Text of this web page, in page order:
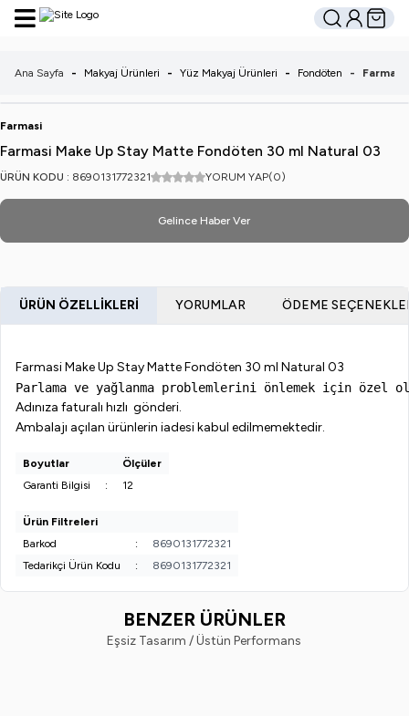
Hesabım
Sepetim
Ana Sayfa - Makyaj Ürünleri - Yüz Makyaj Ürünleri - Fondöten -
Farmasi
Farmasi Make Up Stay Matte Fondöten 30 ml Natural 03
ÜRÜN KODU : 8690131772321 YORUM YAP(0)
Gelince Haber Ver
ÜRÜN ÖZELLIKLERI YORUMLAR ÖDEME
Farmasi Make Up Stay Matte Fondöten 30 ml Natural 03
Parlama ve yağlanma problemlerini önlemek için
Adınıza faturalı hızlı gönderi.
Ambalajı açılan ürünlerin iadesi kabul edilmemektedir.
Boyutlar
Ölçüler
Garanti Bilgisi
: 12
Ürün Filtreleri
Barkod
:
8690131772321
Tedarikçi Ürün Kodu
: 8690131772321
BENZER ÜRÜNLER
Eşsiz Tasarım / Üstün Performans